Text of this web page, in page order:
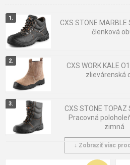
Knight, CRV, Raven, Firsty, OS, U-
Technológia obuvi
CXS STONE
členková
CXS WORK KALE
zlievárenská
CXS STONE TOPAZ
Pracovná
zimná
CXS STONE APATIT
členková
↓ Zobraziť viac